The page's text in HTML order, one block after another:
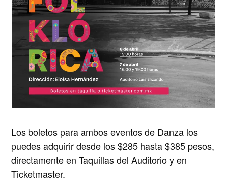
Los boletos paraambos eventos de Danza los
puedes adquirirdesde los $285 hasta $385 pesos,
directamente en Taquillas del Auditorio y en
Ticketmaster.